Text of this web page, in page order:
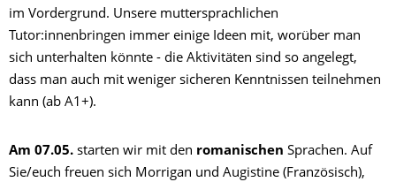
im Vordergrund. Unsere muttersprachlichen
Tutor:innenbringen immer einige Ideen mit, worüber man
sich unterhalten könnte - die Aktivitäten sind so angelegt,
dass man auch mit weniger sicheren Kenntnissen teilnehmen
kann (ab A1+).
Am 07.05. starten wir mit den romanischen Sprachen. Auf
Sie/euch freuen sich Morrigan und Augistine (Französisch),